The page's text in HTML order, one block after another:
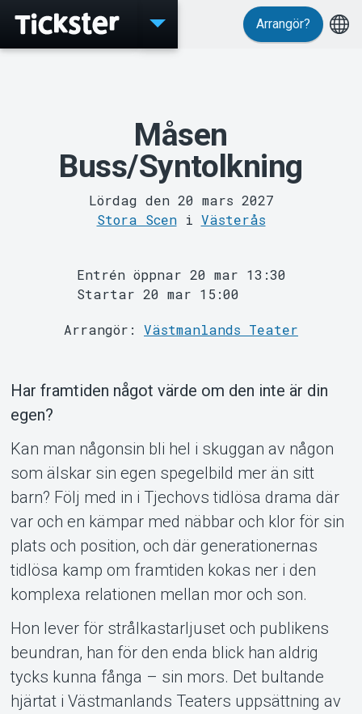
MyTickster
Support
Arrangör?
Måsen
Buss/Syntolkning
Lördag den 20 mars 2027
Stora Sceni Västerås
Entrén öppnar 20 mar 13:30
Startar 20 mar 15:00
Arrangör: Västmanlands Teater
Har framtiden något värde om den inte är din
egen?
Kan man någonsin bli hel i skuggan av någon
som älskar sin egen spegelbild mer än sitt
barn? Följ med in i Tjechovs tidlösa drama där
var och en kämpar med näbbar och klor för sin
plats och position, och där generationernas
tidlösa kamp om framtiden kokas ner i den
komplexa relationen mellan mor och son.
Hon lever för strålkastarljuset och publikens
beundran, han för den enda blick han aldrig
tycks kunna fånga – sin mors. Det bultande
hjärtat i Västmanlands Teaters uppsättning av